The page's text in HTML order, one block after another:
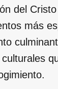
del
más